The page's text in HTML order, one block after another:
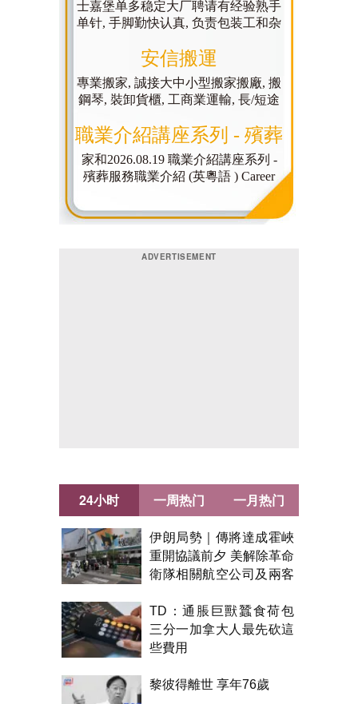
24小时
伊朗局勢｜傳將達成霍峽
重開協議前夕 美解除革命
衛隊相關航空公司及兩客
TD：通脹巨獸蠶食荷包
三分一加拿大人最先砍這
些費用
黎彼得離世 享年76歲
一周热门 一月热门